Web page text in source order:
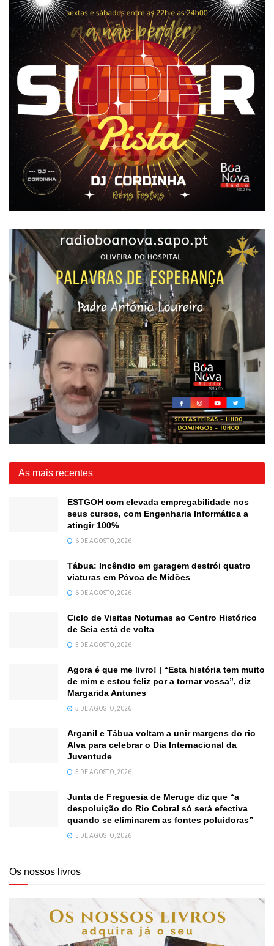
As mais recentes
ESTGOH com elevada empregabilidade nos
seus cursos, com Engenharia Informática a
atingir 100%
6 DE AGOSTO, 2026
Tábua: Incêndio em garagem destrói quatro
viaturas em Póvoa de Midões
6 DE AGOSTO, 2026
Ciclo de Visitas Noturnas ao Centro Histórico
de Seia está de volta
5 DE AGOSTO, 2026
Agora é que me livro! | “Esta história tem muito
de mim e estou feliz por a tornar vossa”, diz
Margarida Antunes
5 DE AGOSTO, 2026
Arganil e Tábua voltam a unir margens do rio
Alva para celebrar o Dia Internacional da
Juventude
5 DE AGOSTO, 2026
Junta de Freguesia de Meruge diz que “a
despoluição do Rio Cobral só será efectiva
quando se eliminarem as fontes poluidoras”
5 DE AGOSTO, 2026
Os nossos livros